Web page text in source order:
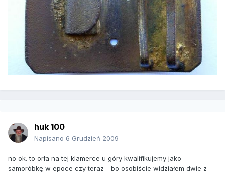
huk 100
Napisano 6 Grudzień 2009
no ok. to orła na tej klamerce u góry kwalifikujemy jako
samoróbkę w epoce czy teraz - bo osobiście widziałem dwie z